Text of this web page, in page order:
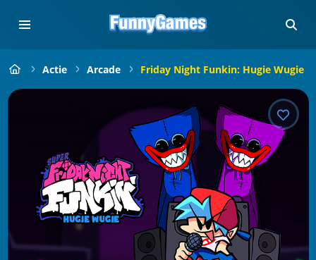
Actie Arcade Friday Night Funkin: Hugie Wugie